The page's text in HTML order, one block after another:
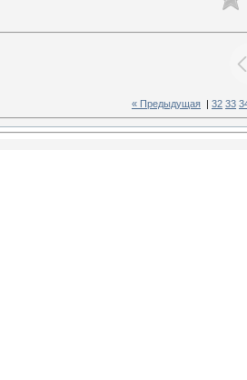
« Предыдущая 32 33